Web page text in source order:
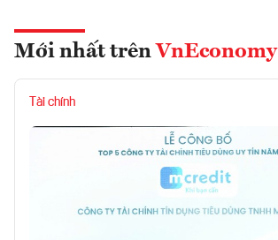
Mới nhất trên VnEconomy
Tài chính